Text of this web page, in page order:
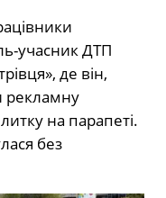
учасник ДТП
де він,
рекламну
на парапеті.
без